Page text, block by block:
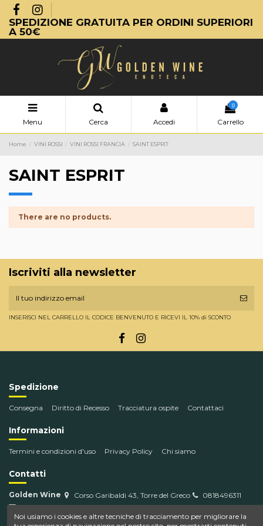
SPEDIZIONE GRATUITA PER ORDINI SUPERIORI
A 50€
Menu Cerca Accedi
0
Carrello
Home VINI ROSSI VINI ROSSI FRANCIA SAINT ESPRIT
SAINT ESPRIT
There are no products.
Iscriviti alla newsletter
INSERISCI NEL CARRELLO IL CODICE BENVENUTO E RICEVI IL 10% di SCONTO
Spedizione
Consegna Diritto di Recesso Tracciatura ospite Contattaci
Informazioni
Termini e condizioni d'uso Privacy Policy Chi siamo
Contatti
Golden Wine Corso Garibaldi 43, Torre del Greco
0818496311
info@goldenwine.com
Noi usiamo i cookies e altre tecniche di tracciamento per migliorare la